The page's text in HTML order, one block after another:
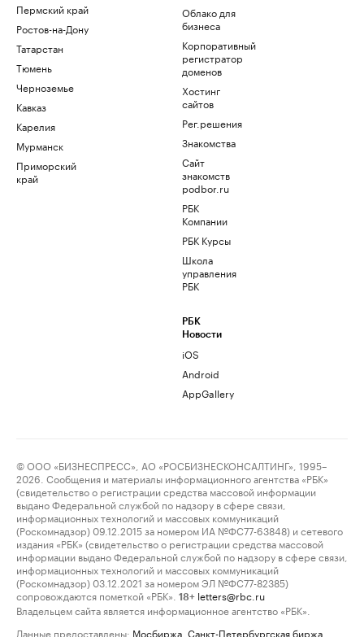
Пермский край
Ростов-на-Дону
Татарстан
Тюмень
Черноземье
Кавказ
Карелия
Мурманск
Приморский
край
Облако для
бизнеса
Корпоративный
регистратор
доменов
Хостинг
сайтов
Рег.решения
Знакомства
Сайт
знакомств
podbor.ru
РБК
Компании
РБК Курсы
Школа
управления
РБК
РБК
Новости
iOS
Android
AppGallery
© ООО «БИЗНЕСПРЕСС», АО «РОСБИЗНЕСКОНСАЛТИНГ», 1995–
2026. Сообщения и материалы информационного агентства «РБК»
(свидетельство о регистрации средства массовой информации
выдано Федеральной службой по надзору в сфере связи,
информационных технологий и массовых коммуникаций
(Роскомнадзор) 09.12.2015 за номером ИА №ФС77-63848) и сетевого
издания «РБК» (свидетельство о регистрации средства массовой
информации выдано Федеральной службой по надзору в сфере связи,
информационных технологий и массовых коммуникаций
(Роскомнадзор) 03.12.2021 за номером ЭЛ №ФС77-82385)
сопровождаются пометкой «РБК».
18+ letters@rbc.ru
Владельцем сайта является информационное агентство «РБК».
Данные предоставлены: Мосбиржа Санкт-Петербургская биржа